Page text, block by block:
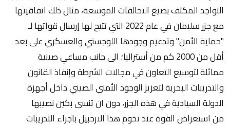
التواجد المكثف بصيغ التحالفات الموسعة، مثال ذلك اتفاقيتها
مع جزر سليمان في عام 2022 التي تتيح لها إرسال قواتها لـ
"حماية الأمن" وتدعيم وجودها اللوجستي والعسكري على بعد
أقل من 2000 كم من أستراليا؛ الى جانب مساعي صينية
مماثلة لتوسيع التعاون في مجالات الشرطة وإنفاذ القانون
والتدريبات البحرية لتعزيز الوجود الأمني الصيني داخل أجهزة
الدولة السيادية في هذه الجزر، دون ان تنسى بكين نصيبها
من استعراض القوة عند تخوم هذا الارخبيل باجراء التدريبات